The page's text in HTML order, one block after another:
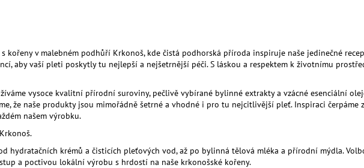
kořeny v malebném podhůří Krkonoš, kde čistá podhorská příroda inspiruje naše jedinečné
aby vaší pleti poskytly tu nejlepší a nejšetrnější péči. S láskou a respektem k životnímu
vysoce kvalitní přírodní suroviny, pečlivě vybírané bylinné extrakty a vzácné esenciální
že naše produkty jsou mimořádně šetrné a vhodné i pro tu nejcitlivější pleť. Inspiraci
našem výrobku.
hydratačních krémů a čisticích pleťových vod, až po bylinná tělová mléka a přírodní mýdla.
a poctivou lokální výrobu s hrdostí na naše krkonošské kořeny.
Doporučujeme